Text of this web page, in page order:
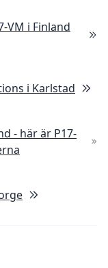
VM i Finland
i Karlstad
- här är P17-